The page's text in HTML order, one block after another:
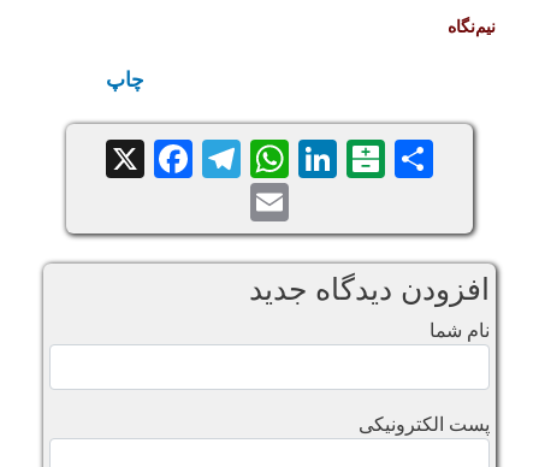
نیم‌نگاه
چاپ
Share
Balatarin
LinkedIn
WhatsApp
Telegram
Facebook
X
Email
افزودن دیدگاه جدید
نام شما
پست الکترونیکی